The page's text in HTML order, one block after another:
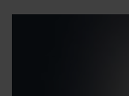
Despedida al